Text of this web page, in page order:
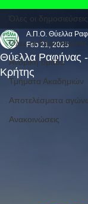
Όλες οι δημοσιεύσεις
Ανδρική ομάδα
Τμήματα Ακαδημιών
Αποτελέσματα
Ανακοινώσεις
Όλες οι δημοσιεύσεις
Θύελλα Ραφήνας -
Κρήτης
Α.Π.Ο. Θύελλα
Feb 21, 2025